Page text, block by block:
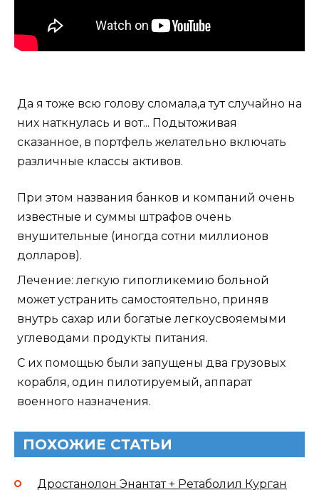
Да я тоже всю голову сломала,а тут случайно на
них наткнулась и вот... Подытоживая
сказанное, в портфель желательно включать
различные классы активов.
При этом названия банков и компаний очень
известные и суммы штрафов очень
внушительные (иногда сотни миллионов
долларов).
Лечение: легкую гипогликемию больной
может устранить самостоятельно, приняв
внутрь сахар или богатые легкоусвояемыми
углеводами продукты питания.
С их помощью были запущены два грузовых
корабля, один пилотируемый, аппарат
военного назначения.
ПОХОЖИЕ СТАТЬИ
Дростанолон Энантат + Ретаболил Курган